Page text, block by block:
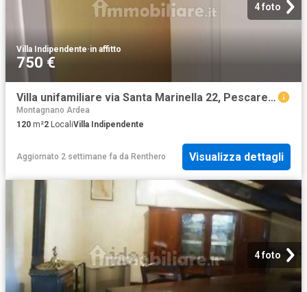
4 foto
Villa Indipendente·in affitto
750 €
Villa unifamiliare via Santa Marinella 22, Pescarella Montagnano di Ardea, Ardea
Montagnano Ardea
120 m²2 LocaliVilla Indipendente
Aggiornato 2 settimane fa da Renthero Visualizza dettagli
4 foto